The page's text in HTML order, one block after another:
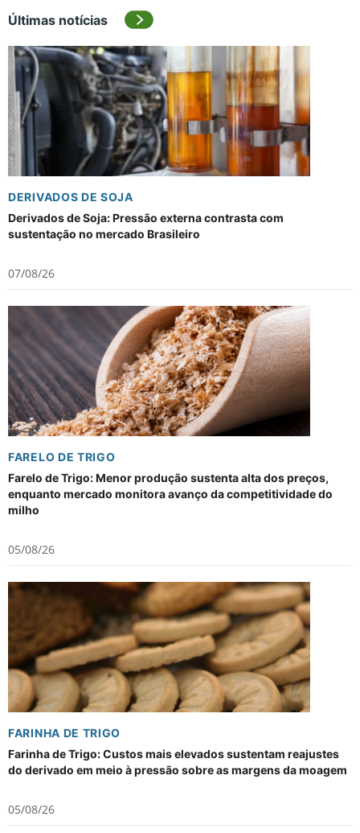
Últimas notícias
DERIVADOS DE SOJA
Derivados de Soja: Pressão externa contrasta com
sustentação no mercado Brasileiro
07/08/26
FARELO DE TRIGO
Farelo de Trigo: Menor produção sustenta alta dos preços,
enquanto mercado monitora avanço da competitividade do
milho
05/08/26
FARINHA DE TRIGO
Farinha de Trigo: Custos mais elevados sustentam reajustes
do derivado em meio à pressão sobre as margens da moagem
05/08/26